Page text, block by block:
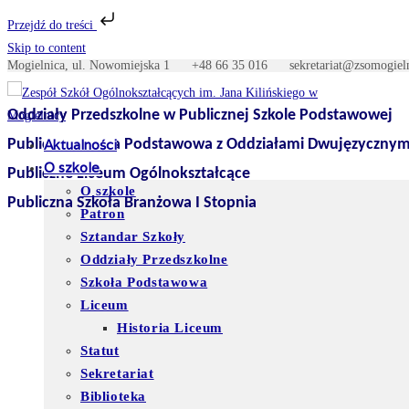
Przejdź do treści
Skip to content
Mogielnica, ul. Nowomiejska 1 +48 66 35 016
Oddziały Przedszkolne w Publicznej Szkole Podstawowej
Publiczna Szkoła Podstawowa z Oddziałami
Publiczne Liceum Ogólnokształcące
Publiczna Szkoła Branżowa I Stopnia
Aktualności
O szkole
O szkole
Patron
Sztandar Szkoły
Oddziały Przedszkolne
Szkoła Podstawowa
Liceum
Historia Liceum
Statut
Sekretariat
Biblioteka